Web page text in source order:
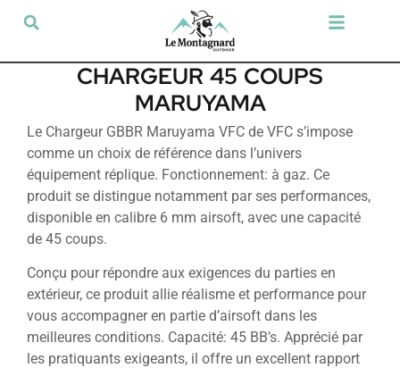
CHARGEUR 45 COUPS
MARUYAMA
Le Chargeur GBBR Maruyama VFC de VFC s’impose
comme un choix de référence dans l’univers
équipement réplique. Fonctionnement: à gaz. Ce
produit se distingue notamment par ses performances,
disponible en calibre 6 mm airsoft, avec une capacité
de 45 coups.
Conçu pour répondre aux exigences du parties en
extérieur, ce produit allie réalisme et performance pour
vous accompagner en partie d’airsoft dans les
meilleures conditions. Capacité: 45 BB’s. Apprécié par
les pratiquants exigeants, il offre un excellent rapport